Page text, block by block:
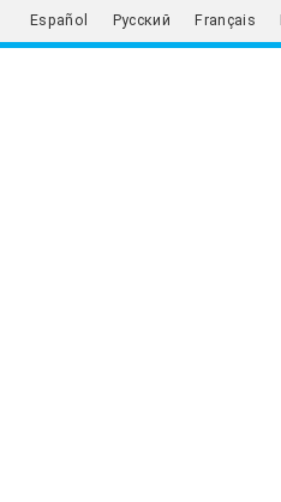
Français
Русский
Español